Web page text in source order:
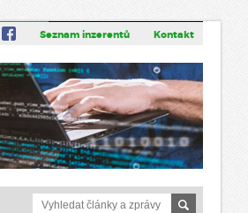
Seznam inzerentů Kontakt